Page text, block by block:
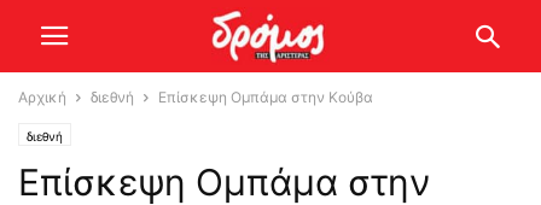
Αρχική διεθνή Επίσκεψη Ομπάμα στην Κούβα
διεθνή
Επίσκεψη Ομπάμα στην